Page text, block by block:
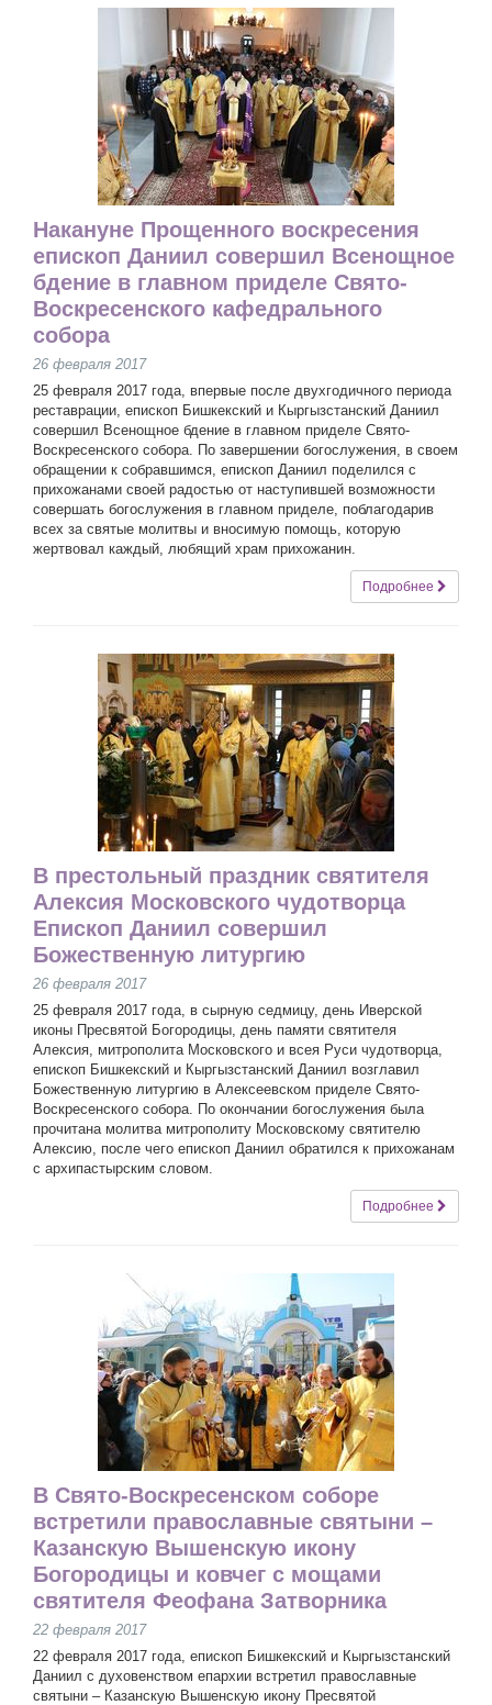
Накануне Прощенного воскресения
епископ Даниил совершил Всенощное
бдение в главном приделе Свято-
Воскресенского кафедрального
собора
26 февраля 2017
25 февраля 2017 года, впервые после двухгодичного периода
реставрации, епископ Бишкекский и Кыргызстанский Даниил
совершил Всенощное бдение в главном приделе Свято-
Воскресенского собора. По завершении богослужения, в своем
обращении к собравшимся, епископ Даниил поделился с
прихожанами своей радостью от наступившей возможности
совершать богослужения в главном приделе, поблагодарив
всех за святые молитвы и вносимую помощь, которую
жертвовал каждый, любящий храм прихожанин.
Подробнее
В престольный праздник святителя
Алексия Московского чудотворца
Епископ Даниил совершил
Божественную литургию
26 февраля 2017
25 февраля 2017 года, в сырную седмицу, день Иверской
иконы Пресвятой Богородицы, день памяти святителя
Алексия, митрополита Московского и всея Руси чудотворца,
епископ Бишкекский и Кыргызстанский Даниил возглавил
Божественную литургию в Алексеевском приделе Свято-
Воскресенского собора. По окончании богослужения была
прочитана молитва митрополиту Московскому святителю
Алексию, после чего епископ Даниил обратился к прихожанам
с архипастырским словом.
Подробнее
В Свято-Воскресенском соборе
встретили православные святыни –
Казанскую Вышенскую икону
Богородицы и ковчег с мощами
святителя Феофана Затворника
22 февраля 2017
22 февраля 2017 года, епископ Бишкекский и Кыргызстанский
Даниил с духовенством епархии встретил православные
святыни – Казанскую Вышенскую икону Пресвятой